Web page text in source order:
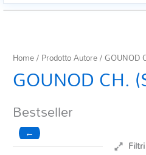
Home/ Prodotto Autore / GOUNOD
GOUNOD CH.
Bestseller
←
Filtri